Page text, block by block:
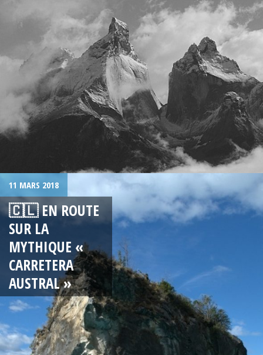
11 MARS 2018
🇨🇱 EN ROUTE
SUR LA
MYTHIQUE «
CARRETERA
AUSTRAL »